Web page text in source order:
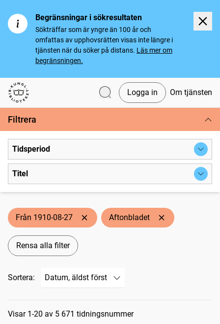
Begränsningar i sökresultaten
Sökträffar som är yngre än 100 år och
omfattas av upphovsrätten visas inte längre i
tjänsten när du söker på distans. Läs mer om
begränsningen.
Svenska tidningar
Logga in Om tjänsten
Filtrera
Tidsperiod
Titel
Från 1910-08-27 Aftonbladet
Rensa alla filter
Sortera:
Sökresultat
Visar 1-20 av 5 671 tidningsnummer